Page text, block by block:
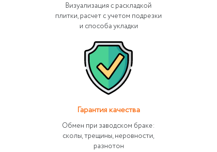
Визуализация с раскладкой
плитки, расчет с учетом подрезки
и способа укладки
Гарантия качества
Обмен при заводском браке:
сколы, трещины, неровности,
разнотон